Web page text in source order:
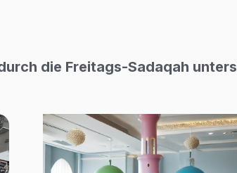
die Freitags-Sadaqah